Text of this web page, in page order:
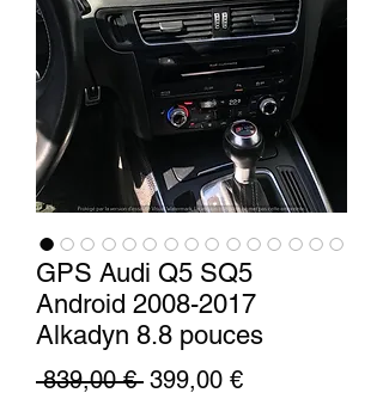
GPS Audi Q5 SQ5
Android 2008-2017
Alkadyn 8.8 pouces
839,00 € Precio
399,00 €Precio